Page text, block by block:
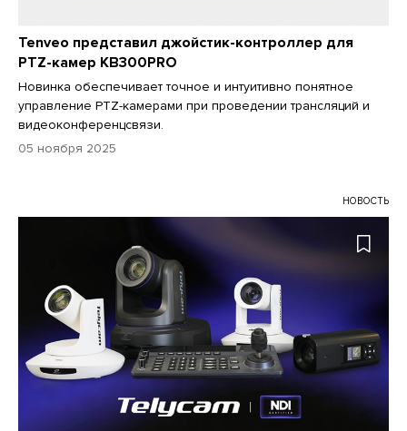
Tenveo представил джойстик-контроллер для
PTZ-камер KB300PRO
Новинка обеспечивает точное и интуитивно понятное
управление PTZ-камерами при проведении трансляций и
видеоконференцсвязи.
05 ноября 2025
НОВОСТЬ